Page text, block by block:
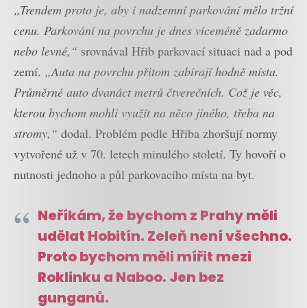
„Trendem proto je, aby i nadzemní parkování mělo tržní
cenu. Parkování na povrchu je dnes víceméně zadarmo
nebo levné,“ srovnával Hřib parkovací situaci nad a pod
zemí. „Auta na povrchu přitom zabírají hodně místa.
Průměrné auto dvanáct metrů čtverečních. Což je věc,
kterou bychom mohli využít na něco jiného, třeba na
stromy,“ dodal. Problém podle Hřiba zhoršují normy
vytvořené už v 70. letech minulého století. Ty hovoří o
nutnosti jednoho a půl parkovacího místa na byt.
Neříkám, že bychom z Prahy měli
udělat Hobitín. Zeleň není všechno.
Proto bychom měli mířit mezi
Roklinku a Naboo. Jen bez
gunganů.